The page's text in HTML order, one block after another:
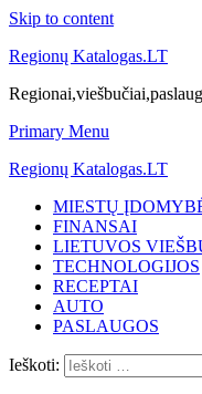
Skip to content
Regionų Katalogas.LT
Primary Menu
Regionų Katalogas.LT
MIESTŲ
FINANSAI
LIETUVOS
TECHNOLOGIJOS
RECEPTAI
AUTO
PASLAUGOS
Ieškoti: